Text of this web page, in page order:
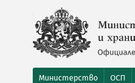
Министерство ОСП